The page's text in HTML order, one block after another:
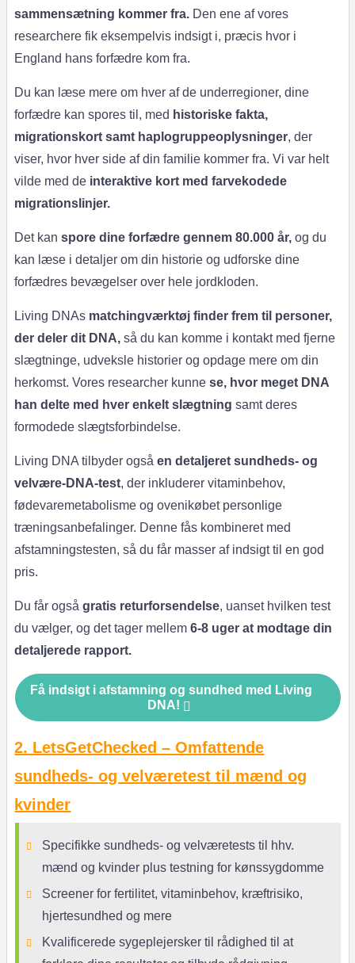
sammensætning kommer fra. Den ene af vores
researchere fik eksempelvis indsigt i, præcis hvor i
England hans forfædre kom fra.
Du kan læse mere om hver af de underregioner, dine
forfædre kan spores til, med historiske fakta,
migrationskort samt haplogruppeoplysninger, der
viser, hvor hver side af din familie kommer fra. Vi var helt
vilde med de interaktive kort med farvekodede
migrationslinjer.
Det kanspore dine forfædre gennem 80.000 år,og du
kan læse i detaljer om din historie og udforske dine
forfædres bevægelser over hele jordkloden.
Living DNAs matchingværktøj finder frem til personer,
der deler dit DNA, så du kan komme i kontakt med fjerne
slægtninge, udveksle historier og opdage mere om din
herkomst. Vores researcher kunnese, hvor meget DNA
han delte med hver enkelt slægtning samt deres
formodede slægtsforbindelse.
Living DNA tilbyder ogsåen detaljeret sundheds- og
velvære-DNA-test, der inkluderer vitaminbehov,
fødevaremetabolisme og ovenikøbet personlige
træningsanbefalinger. Denne fås kombineret med
afstamningstesten, så du får masser af indsigt til en god
pris.
Du får ogsågratis returforsendelse, uanset hvilken test
du vælger, og det tager mellem6-8 uger at modtage din
detaljerede rapport.
Få indsigt i afstamning og sundhed med Living
DNA!
2. LetsGetChecked – Omfattende
sundheds- og velværetest til mænd og
kvinder
Specifikke sundheds- og velværetests til hhv.
mænd og kvinder plus testning for kønssygdomme
Screener for fertilitet, vitaminbehov, kræftrisiko,
hjertesundhed og mere
Kvalificerede sygeplejersker til rådighed til at